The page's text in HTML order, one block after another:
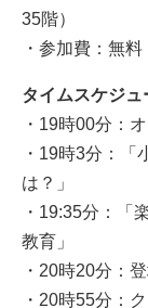
35階）
・参加費：無料
タイムスケジュ
・19時00分：
・19時3分：「
は？」
・19:35分：「
教育」
・20時20分：
・20時55分：